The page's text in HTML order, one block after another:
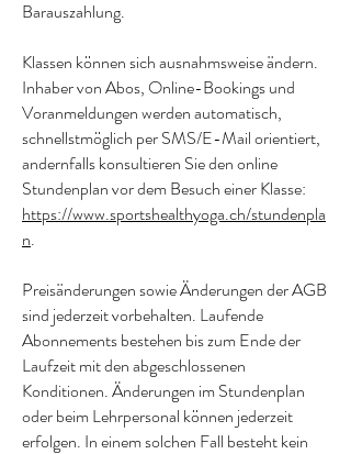
Barauszahlung.
Klassen können sich ausnahmsweise ändern.
Inhaber von Abos, Online-Bookings und
Voranmeldungen werden automatisch,
schnellstmöglich per SMS/E-Mail orientiert,
andernfalls konsultieren Sie den online
Stundenplan vor dem Besuch einer Klasse:
https://www.sportshealthyoga.ch/stundenpla
n.
Preisänderungen sowie Änderungen der AGB
sind jederzeit vorbehalten. Laufende
Abonnements bestehen bis zum Ende der
Laufzeit mit den abgeschlossenen
Konditionen. Änderungen im Stundenplan
oder beim Lehrpersonal können jederzeit
erfolgen. In einem solchen Fall besteht kein